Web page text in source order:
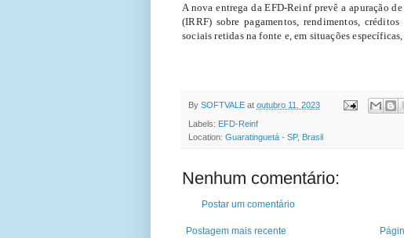
A nova entrega da EFD-Reinf prevê a apuração
(IRRF) sobre pagamentos, rendimentos,
sociais retidas na fonte e, em situações
PORTAL
By SOFTVALE at outubro 11, 2023
Labels: EFD-Reinf
Location: Guaratinguetá - SP, Brasil
Nenhum comentário:
Postar um comentário
Postagem mais recente